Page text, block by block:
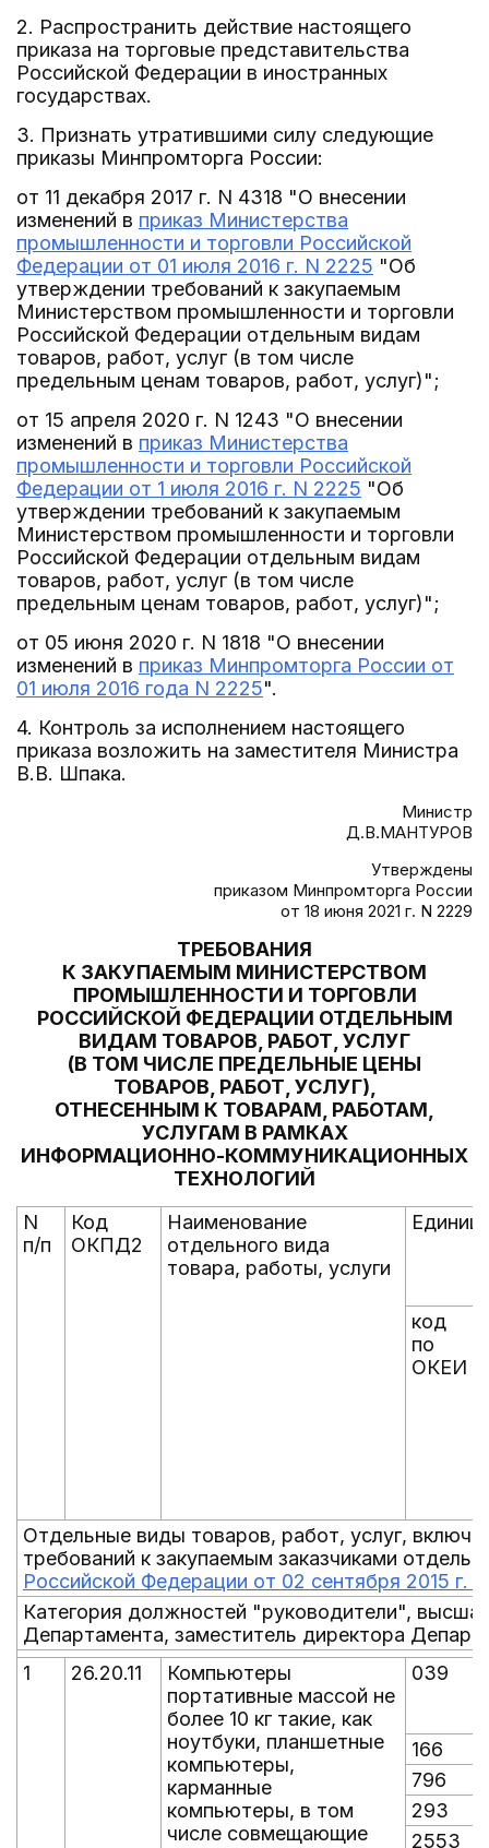
2. Распространить действие настоящего
приказа на торговые представительства
Российской Федерации в иностранных
государствах.
3. Признать утратившими силу следующие
приказы Минпромторга России:
от 11 декабря 2017 г. N 4318 "О внесении
изменений в приказ Министерства
промышленности и торговли Российской
Федерации от 01 июля 2016 г. N 2225 "Об
утверждении требований к закупаемым
Министерством промышленности и торговли
Российской Федерации отдельным видам
товаров, работ, услуг (в том числе
предельным ценам товаров, работ, услуг)";
от 15 апреля 2020 г. N 1243 "О внесении
изменений в приказ Министерства
промышленности и торговли Российской
Федерации от 1 июля 2016 г. N 2225 "Об
утверждении требований к закупаемым
Министерством промышленности и торговли
Российской Федерации отдельным видам
товаров, работ, услуг (в том числе
предельным ценам товаров, работ, услуг)";
от 05 июня 2020 г. N 1818 "О внесении
изменений в приказ Минпромторга России от
01 июля 2016 года N 2225".
4. Контроль за исполнением настоящего
приказа возложить на заместителя Министра
В.В. Шпака.
Министр
Д.В.МАНТУРОВ
Утверждены
приказом Минпромторга России
от 18 июня 2021 г. N 2229
ТРЕБОВАНИЯ
К ЗАКУПАЕМЫМ МИНИСТЕРСТВОМ
ПРОМЫШЛЕННОСТИ И ТОРГОВЛИ
РОССИЙСКОЙ ФЕДЕРАЦИИ ОТДЕЛЬНЫМ
ВИДАМ ТОВАРОВ, РАБОТ, УСЛУГ
(В ТОМ ЧИСЛЕ ПРЕДЕЛЬНЫЕ ЦЕНЫ
ТОВАРОВ, РАБОТ, УСЛУГ),
ОТНЕСЕННЫМ К ТОВАРАМ, РАБОТАМ,
УСЛУГАМ В РАМКАХ
ИНФОРМАЦИОННО-КОММУНИКАЦИОННЫХ
ТЕХНОЛОГИЙ
N
п/п
Код
ОКПД2
Наименование
отдельного вида
товара, работы, услуги
код
по
ОКЕИ
Отдельные виды товаров, работ, услуг,
требований к закупаемым заказчиками
Российской Федерации от 02 сентября 2015 г.
Категория должностей "руководители",
Департамента, заместитель директора
1
26.20.11
Компьютеры
портативные массой не
более 10 кг такие, как
ноутбуки, планшетные
компьютеры,
карманные
компьютеры, в том
числе совмещающие
039
166
796
293
2553